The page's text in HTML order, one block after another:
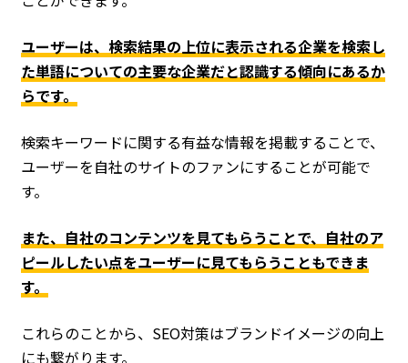
ユーザーは、検索結果の上位に表示される企業を検索し
た単語についての主要な企業だと認識する傾向にあるか
らです。
検索キーワードに関する有益な情報を掲載することで、
ユーザーを自社のサイトのファンにすることが可能で
す。
また、自社のコンテンツを見てもらうことで、自社のア
ピールしたい点をユーザーに見てもらうこともできま
す。
これらのことから、SEO対策はブランドイメージの向上
にも繋がります。